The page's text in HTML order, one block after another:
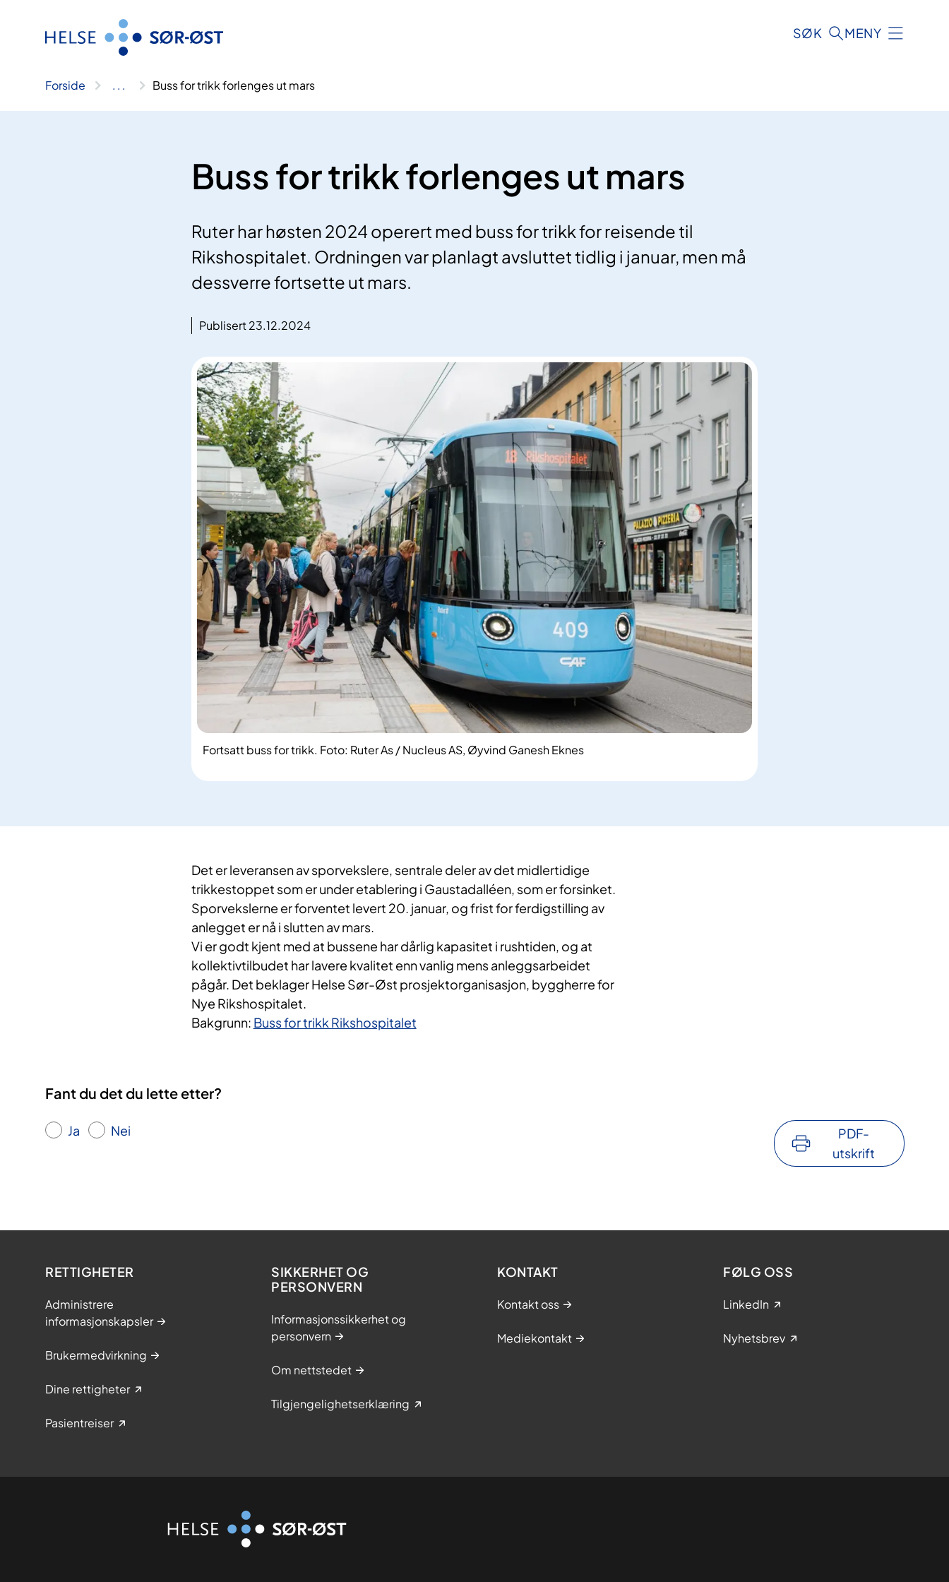
SØK MENY
Forside .. . Buss for trikk forlenges ut mars
Buss for trikk forlenges ut mars
Ruter har høsten 2024 operert med buss for trikk for reisende til
Rikshospitalet. Ordningen var planlagt avsluttet tidlig i januar, men må
dessverre fortsette ut mars.
Publisert 23.12.2024
Fortsatt buss for trikk. Foto: Ruter As / Nucleus AS, Øyvind Ganesh Eknes
Det er leveransen av sporvekslere, sentrale deler av det midlertidige
trikkestoppet som er under etablering i Gaustadalléen, som er forsinket.
Sporvekslerne er forventet levert 20. januar, og frist for ferdigstilling av
anlegget er nå i slutten av mars.
Vi er godt kjent med at bussene har dårlig kapasitet i rushtiden, og at
kollektivtilbudet har lavere kvalitet enn vanlig mens anleggsarbeidet
pågår. Det beklager Helse Sør-Øst prosjektorganisasjon, byggherre for
Nye Rikshospitalet.
Bakgrunn: Buss for trikk Rikshospitalet
Fant du det du lette etter?
Ja Nei
PDF-
utskrift
RETTIGHETER
Administrere
informasjonskapsler
Brukermedvirkning
Dine rettigheter
Pasientreiser
SIKKERHET OG
PERSONVERN
Informasjonssikkerhet og
personvern
Om nettstedet
Tilgjengelighetserklæring
KONTAKT
Kontakt oss
Mediekontakt
FØLG OSS
LinkedIn
Nyhetsbrev